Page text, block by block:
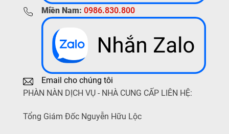
Miền Nam: 0986.830.800
Email cho chúng tôi
PHÀN NÀN DỊCH VỤ - NHÀ CUNG CẤP LIÊN HỆ:
Tổng Giám Đốc Nguyễn Hữu Lộc